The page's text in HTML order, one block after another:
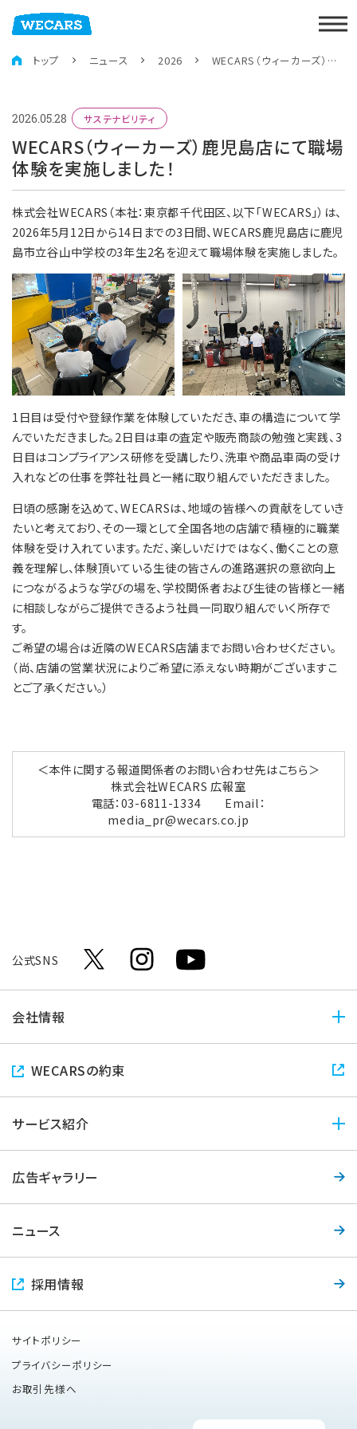
トップ ニュース 2026 WECARS（ウィーカーズ）鹿児島店にて職場体験を実施しました！
2026.05.28 サステナビリティ
WECARS（ウィーカーズ）鹿児島店にて職場
体験を実施しました！
株式会社WECARS（本社：東京都千代田区、以下「WECARS」）は、
2026年5月12日から14日までの3日間、WECARS鹿児島店に鹿児
島市立谷山中学校の3年生2名を迎えて職場体験を実施しました。
1日目は受付や登録作業を体験していただき、車の構造について学
んでいただきました。2日目は車の査定や販売商談の勉強と実践、3
日目はコンプライアンス研修を受講したり、洗車や商品車両の受け
入れなどの仕事を弊社社員と一緒に取り組んでいただきました。
日頃の感謝を込めて、WECARSは、地域の皆様への貢献をしていき
たいと考えており、その一環として全国各地の店舗で積極的に職業
体験を受け入れています。ただ、楽しいだけではなく、働くことの意
義を理解し、体験頂いている生徒の皆さんの進路選択の意欲向上
につながるような学びの場を、学校関係者および生徒の皆様と一緒
に相談しながらご提供できるよう社員一同取り組んでいく所存で
す。
ご希望の場合は近隣のWECARS店舗までお問い合わせください。
（尚、店舗の営業状況によりご希望に添えない時期がございますこ
とご了承ください。）
＜本件に関する報道関係者のお問い合わせ先はこちら＞
株式会社WECARS 広報室
電話：03-6811-1334 Email：
media_pr@wecars.co.jp
公式SNS
会社情報
役員紹介
WECARSの約束
サービス紹介
広告ギャラリー
ニュース
採用情報
サイトポリシー
プライバシーポリシー
お取引先様へ